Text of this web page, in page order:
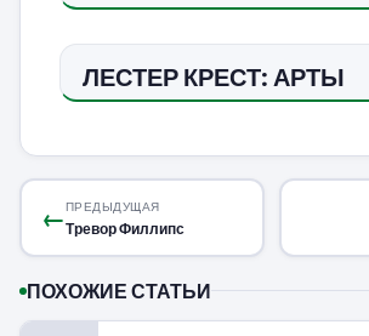
ЛЕСТЕР КРЕСТ: АРТЫ
←ПРЕДЫДУЩАЯ
Тревор Филлипс
ПОХОЖИЕ СТАТЬИ